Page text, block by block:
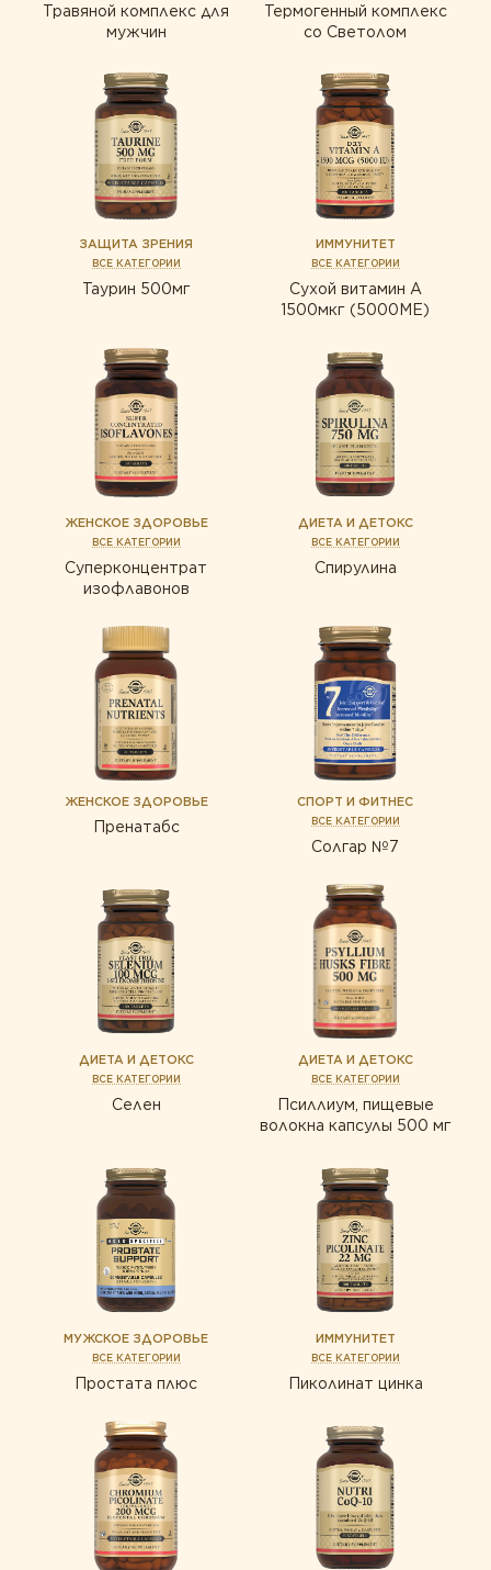
Травяной комплекс для
мужчин
Термогенный комплекс
со Светолом
ЗАЩИТА ЗРЕНИЯ
ВСЕ КАТЕГОРИИ
Таурин 500мг
ИММУНИТЕТ
ВСЕ КАТЕГОРИИ
Сухой витамин А
1500мкг (5000МЕ)
ЖЕНСКОЕ ЗДОРОВЬЕ
ВСЕ КАТЕГОРИИ
Суперконцентрат
изофлавонов
ДИЕТА И ДЕТОКС
ВСЕ КАТЕГОРИИ
Спирулина
ЖЕНСКОЕ ЗДОРОВЬЕ
Пренатабс
СПОРТ И ФИТНЕС
ВСЕ КАТЕГОРИИ
Солгар №7
ДИЕТА И ДЕТОКС
ВСЕ КАТЕГОРИИ
Селен
ДИЕТА И ДЕТОКС
ВСЕ КАТЕГОРИИ
Псиллиум, пищевые
волокна капсулы 500 мг
МУЖСКОЕ ЗДОРОВЬЕ
ВСЕ КАТЕГОРИИ
Простата плюс
ИММУНИТЕТ
ВСЕ КАТЕГОРИИ
Пиколинат цинка